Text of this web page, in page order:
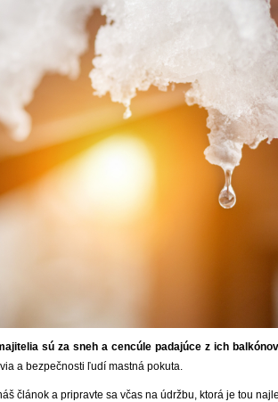
sú za sneh a cencúle padajúce z ich balkónov
a bezpečnosti ľudí mastná pokuta.
článok a pripravte sa včas na údržbu, ktorá je tou